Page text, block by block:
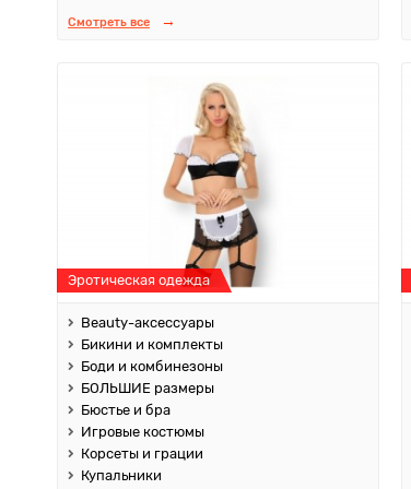
Смотреть все
Эротическая одежда
Beauty-аксессуары
Бикини и комплекты
Боди и комбинезоны
БОЛЬШИЕ размеры
Бюстье и бра
Игровые костюмы
Корсеты и грации
Купальники